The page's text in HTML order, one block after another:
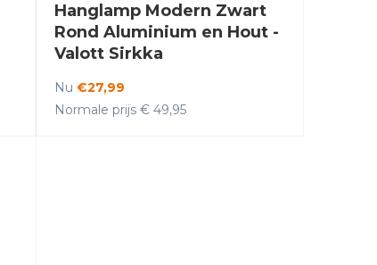
Hanglamp Modern Zwart
Rond Aluminium en Hout -
Valott Sirkka
Nu €27,99
Normale prijs € 49,95